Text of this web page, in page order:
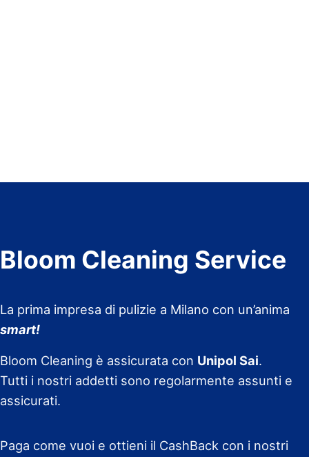
Bloom Cleaning Service
La prima impresa di pulizie a Milano con un’anima
smart!
Bloom Cleaning è assicurata con Unipol Sai.
Tutti i nostri addetti sono regolarmente assunti e
assicurati.
Paga come vuoi e ottieni il CashBack con i nostri